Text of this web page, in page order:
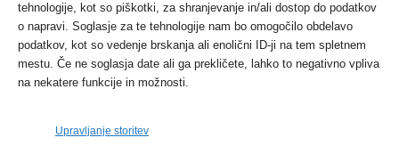
tehnologije, kot so piškotki, za shranjevanje in/ali dostop do podatkov
o napravi. Soglasje za te tehnologije nam bo omogočilo obdelavo
podatkov, kot so vedenje brskanja ali enolični ID-ji na tem spletnem
mestu. Če ne soglasja date ali ga prekličete, lahko to negativno vpliva
na nekatere funkcije in možnosti.
Upravljanje storitev
svetu pa vedno bolj...
Dogodki 12. maja, 2017
Tožilstvo v Celovcu v korist elektrarnam
Verbund